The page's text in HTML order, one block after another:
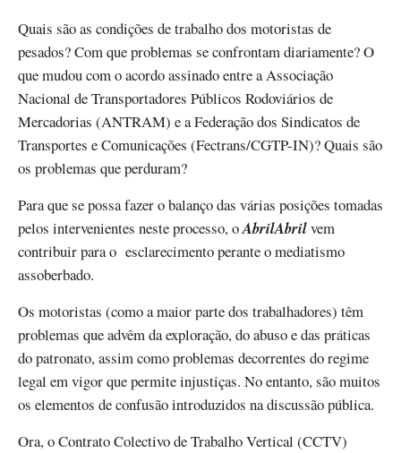
Quais são as condições de trabalho dos motoristas de
pesados? Com que problemas se confrontam diariamente? O
que mudou com o acordo assinado entre a Associação
Nacional de Transportadores Públicos Rodoviários de
Mercadorias (ANTRAM) e a Federação dos Sindicatos de
Transportes e Comunicações (Fectrans/CGTP-IN)? Quais são
os problemas que perduram?
Para que se possa fazer o balanço das várias posições tomadas
pelos intervenientes neste processo, oAbrilAbrilvem
contribuir para o esclarecimento perante o mediatismo
assoberbado.
Os motoristas (como a maior parte dos trabalhadores) têm
problemas que advêm da exploração, do abuso e das práticas
do patronato, assim como problemas decorrentes do regime
legal em vigor que permite injustiças. No entanto, são muitos
os elementos de confusão introduzidos na discussão pública.
Ora, o Contrato Colectivo de Trabalho Vertical (CCTV)